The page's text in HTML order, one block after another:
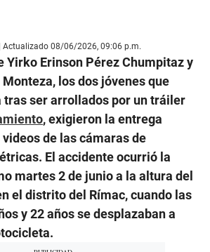
08/06/2026, 09:06 p.m.
Yirko Erinson Pérez Chumpitaz y
los dos jóvenes que
tras ser arrollados por un tráiler
, exigieron la entrega
de las cámaras de
El accidente ocurrió la
martes 2 de junio a la altura del
el distrito del Rímac, cuando las
y 22 años se desplazaban a